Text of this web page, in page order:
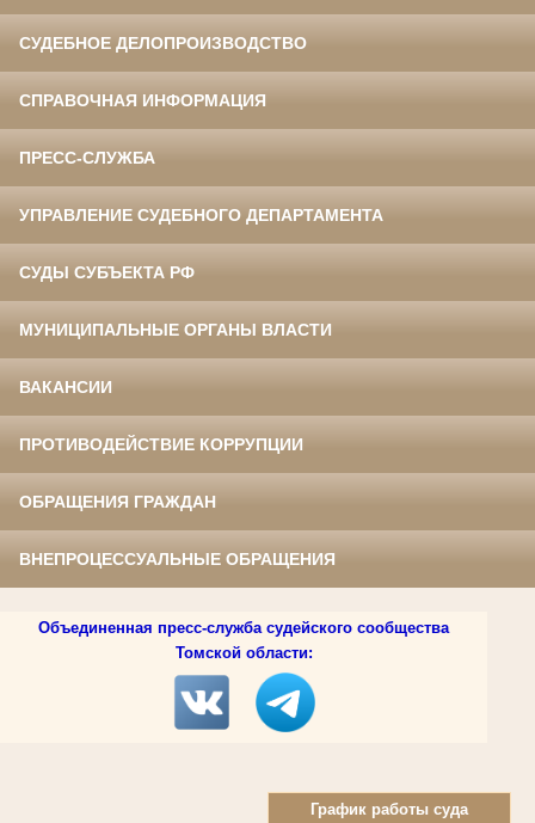
СУДЕБНОЕ ДЕЛОПРОИЗВОДСТВО
СПРАВОЧНАЯ ИНФОРМАЦИЯ
ПРЕСС-СЛУЖБА
УПРАВЛЕНИЕ СУДЕБНОГО ДЕПАРТАМЕНТА
СУДЫ СУБЪЕКТА РФ
МУНИЦИПАЛЬНЫЕ ОРГАНЫ ВЛАСТИ
ВАКАНСИИ
ПРОТИВОДЕЙСТВИЕ КОРРУПЦИИ
ОБРАЩЕНИЯ ГРАЖДАН
ВНЕПРОЦЕССУАЛЬНЫЕ ОБРАЩЕНИЯ
Объединенная пресс-служба судейского сообщества
Томской области:
График работы суда